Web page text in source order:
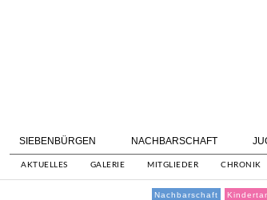
SIEBENBÜRGEN NACHBARSCHAFT
AKTUELLES GALERIE MITGLIEDER CHRONIK
Nachbarschaft